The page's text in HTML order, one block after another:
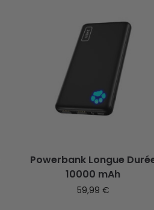
Powerbank Longue
10000 mAh
59,99 €